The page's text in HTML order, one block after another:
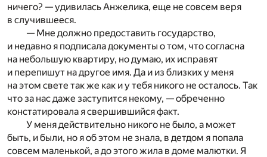
ничего? — удивилась Анжелика, еще не совсем веря
в случившееся.
— Мне должно предоставить государство,
и недавно я подписала документы о том, что согласна
на небольшую квартиру, но думаю, их исправят
и перепишут на другое имя. Да и из близких у меня
на этом свете так же как и у тебя никого не осталось. Так
что за нас даже заступится некому, — обреченно
констатировала я свершившийся факт.
У меня действительно никого не было, а может
быть, и были, но я об этом не знала, в детдом я попала
совсем маленькой, а до этого жила в доме малютки. Я